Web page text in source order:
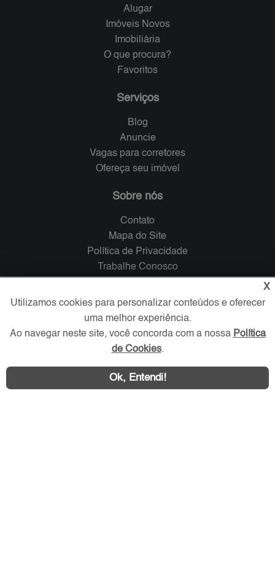
Alugar
Imóveis Novos
Imobiliária
O que procura?
Favoritos
Serviços
Blog
Anuncie
Vagas para corretores
Ofereça seu imóvel
Sobre nós
Contato
Mapa do Site
Política de Privacidade
Trabalhe Conosco
Verificada por
Redes Sociais
X
Utilizamos cookies para personalizar conteúdos e oferecer
uma melhor experiência.
Ao navegar neste site, você concorda com a nossa Política
de Cookies.
Ok, Entendi!